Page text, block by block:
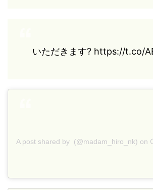
いただきます? https://t.co/
A post shared by (@madam_hiro_nk) on